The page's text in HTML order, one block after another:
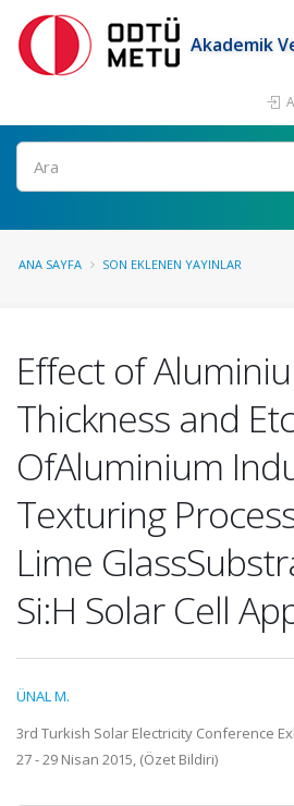
Akademik
Ara
ANA SAYFA SON EKLENEN YAYINLAR
Effect of
Thickness and
OfAluminium
Texturing
Lime
Si:H Solar Cell
ÜNAL M.
3rd Turkish Solar Electricity Conference
27 - 29 Nisan 2015, (Özet Bildiri)